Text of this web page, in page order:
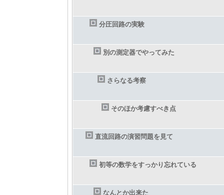
分圧回路の実験
別の測定器でやってみた
さらなる考察
そのほか考慮すべき点
直流回路の演習問題を見て
初等の数学をすっかり忘れている
なんとか出来た